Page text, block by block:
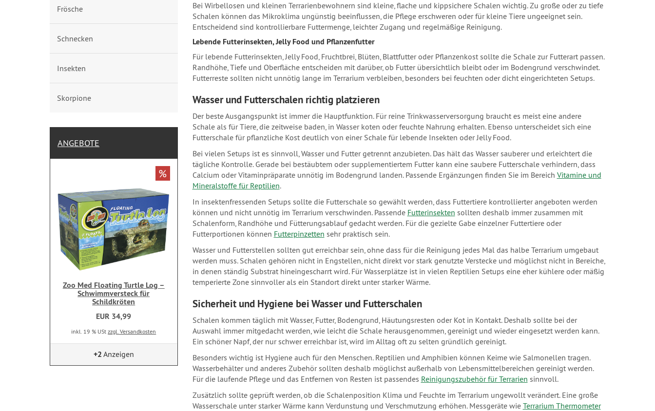
Bei Wirbellosen und kleinen Terrarienbewohnern sind kleine, flache und kippsichere Schalen wichtig. Zu große oder zu tiefe
Schalen können das Mikroklima ungünstig beeinflussen, die Pflege erschweren oder für kleine Tiere ungeeignet sein.
Entscheidend sind kontrollierbare Futtermenge, leichter Zugang und regelmäßige Reinigung.
Lebende Futterinsekten, Jelly Food und Pflanzenfutter
Für lebende Futterinsekten, Jelly Food, Fruchtbrei, Blüten, Blattfutter oder Pflanzenkost sollte die Schale zur Futterart passen.
Randhöhe, Tiefe und Oberfläche entscheiden mit darüber, ob Futter übersichtlich bleibt oder im Bodengrund verschwindet.
Futterreste sollten nicht unnötig lange im Terrarium verbleiben, besonders bei feuchten oder dicht eingerichteten Setups.
Wasser und Futterschalen richtig platzieren
Der beste Ausgangspunkt ist immer die Hauptfunktion. Für reine Trinkwasserversorgung braucht es meist eine andere
Schale als für Tiere, die zeitweise baden, in Wasser koten oder feuchte Nahrung erhalten. Ebenso unterscheidet sich eine
Futterschale für pflanzliche Kost deutlich von einer Schale für lebende Insekten oder Jelly Food.
Bei vielen Setups ist es sinnvoll, Wasser und Futter getrennt anzubieten. Das hält das Wasser sauberer und erleichtert die
tägliche Kontrolle. Gerade bei bestäubtem oder supplementiertem Futter kann eine saubere Futterschale verhindern, dass
Calcium oder Vitaminpräparate unnötig im Bodengrund landen. Passende Ergänzungen finden Sie im Bereich Vitamine und
Mineralstoffe für Reptilien.
In insektenfressenden Setups sollte die Futterschale so gewählt werden, dass Futtertiere kontrollierter angeboten werden
können und nicht unnötig im Terrarium verschwinden. Passende Futterinsekten sollten deshalb immer zusammen mit
Schalenform, Randhöhe und Fütterungsablauf gedacht werden. Für die gezielte Gabe einzelner Futtertiere oder
Futterportionen können Futterpinzetten sehr praktisch sein.
Wasser und Futterstellen sollten gut erreichbar sein, ohne dass für die Reinigung jedes Mal das halbe Terrarium umgebaut
werden muss. Schalen gehören nicht in Engstellen, nicht direkt vor stark genutzte Verstecke und möglichst nicht in Bereiche,
in denen ständig Substrat hineingescharrt wird. Für Wasserplätze ist in vielen Reptilien Setups eine eher kühlere oder mäßig
temperierte Zone sinnvoller als ein Standort direkt unter starker Wärme.
Sicherheit und Hygiene bei Wasser und Futterschalen
Schalen kommen täglich mit Wasser, Futter, Bodengrund, Häutungsresten oder Kot in Kontakt. Deshalb sollte bei der
Auswahl immer mitgedacht werden, wie leicht die Schale herausgenommen, gereinigt und wieder eingesetzt werden kann.
Ein schöner Napf, der nur schwer erreichbar ist, wird im Alltag oft zu selten gründlich gereinigt.
Besonders wichtig ist Hygiene auch für den Menschen. Reptilien und Amphibien können Keime wie Salmonellen tragen.
Wasserbehälter und anderes Zubehör sollten deshalb möglichst außerhalb von Lebensmittelbereichen gereinigt werden.
Für die laufende Pflege und das Entfernen von Resten ist passendes Reinigungszubehör für Terrarien sinnvoll.
Zusätzlich sollte geprüft werden, ob die Schalenposition Klima und Feuchte im Terrarium ungewollt verändert. Eine große
Wasserschale unter starker Wärme kann Verdunstung und Verschmutzung erhöhen. Messgeräte wie Terrarium Thermometer
Frösche
Schnecken
Insekten
Skorpione
ANGEBOTE
Zoo Med Floating Turtle Log –
Schwimmversteck für
Schildkröten
EUR 34,99
inkl. 19 % UStzzgl. Versandkosten
%
+2 Anzeigen